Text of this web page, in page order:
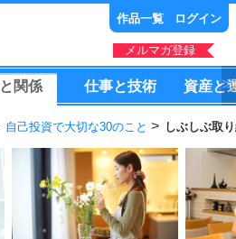
作品一覧 ログイン
メルマガ登録
と 関係 仕事と技術 資産と
自己投資で大切な30のこと しぶしぶ取